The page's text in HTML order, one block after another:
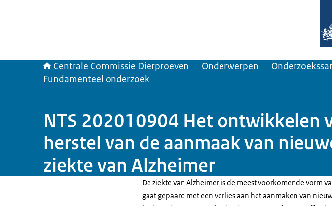
Centrale Commissie Dierproeven Onderwerpen
Fundamenteel onderzoek
NTS 202010904 Het ontwikkelen
herstel van de aanmaak van
ziekte van Alzheimer
De ziekte van Alzheimer is de meest voorkomende vorm
gaat gepaard met een verlies aan het aanmaken van